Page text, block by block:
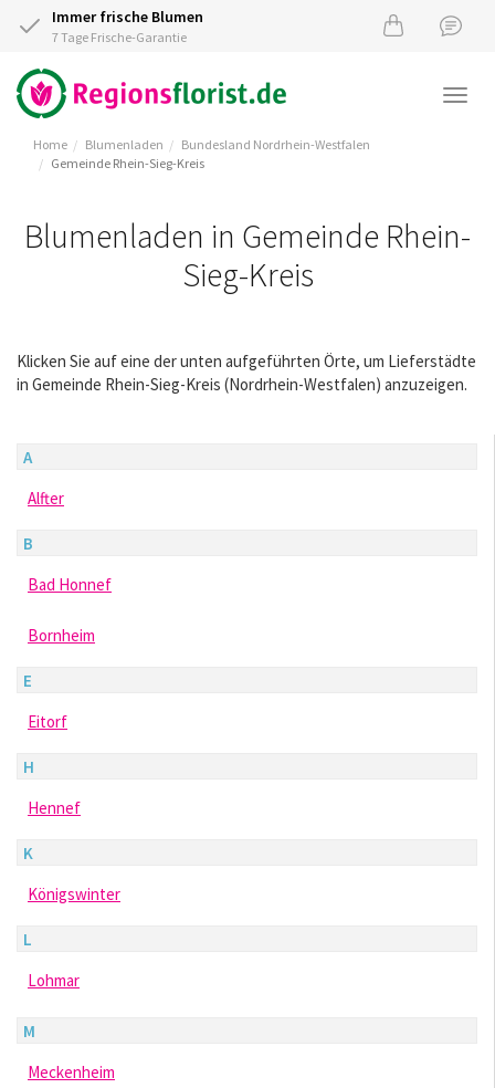
Immer frische Blumen
7 Tage Frische-Garantie
Home Blumenladen
Bundesland Nordrhein-Westfalen
Gemeinde Rhein-Sieg-Kreis
Blumenladen in Gemeinde Rhein-
Sieg-Kreis
Klicken Sie auf eine der unten aufgeführten Örte, um Lieferstädte
in Gemeinde Rhein-Sieg-Kreis (Nordrhein-Westfalen) anzuzeigen.
A
Alfter
B
Bad Honnef
Bornheim
E
Eitorf
H
Hennef
K
Königswinter
L
Lohmar
M
Meckenheim